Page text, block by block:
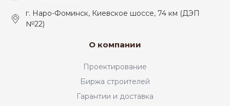
г. Наро-Фоминск, Киевское шоссе, 74 км (ДЭП
№22)
О компании
Проектирование
Биржа строителей
Гарантии и доставка